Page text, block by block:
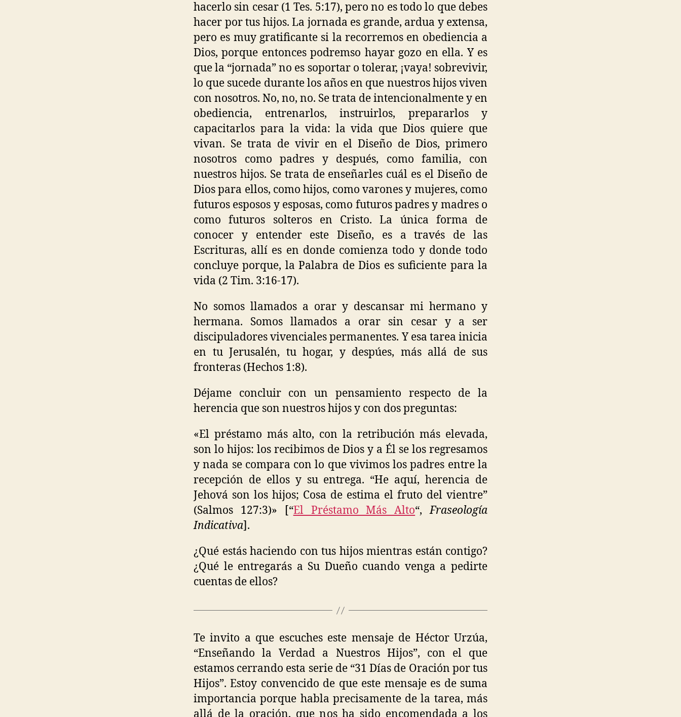
hacerlo sin cesar (1 Tes. 5:17), pero no es todo lo que debes
hacer por tus hijos. La jornada es grande, ardua y extensa,
pero es muy gratificante si la recorremos en obediencia a
Dios, porque entonces podremso hayar gozo en ella. Y es
que la “jornada” no es soportar o tolerar, ¡vaya! sobrevivir,
lo que sucede durante los años en que nuestros hijos viven
con nosotros. No, no, no. Se trata de intencionalmente y en
obediencia, entrenarlos, instruirlos, prepararlos y
capacitarlos para la vida: la vida que Dios quiere que
vivan. Se trata de vivir en el Diseño de Dios, primero
nosotros como padres y después, como familia, con
nuestros hijos. Se trata de enseñarles cuál es el Diseño de
Dios para ellos, como hijos, como varones y mujeres, como
futuros esposos y esposas, como futuros padres y madres o
como futuros solteros en Cristo. La única forma de
conocer y entender este Diseño, es a través de las
Escrituras, allí es en donde comienza todo y donde todo
concluye porque, la Palabra de Dios es suficiente para la
vida (2 Tim. 3:16-17).
No somos llamados a orar y descansar mi hermano y
hermana. Somos llamados a orar sin cesar y a ser
discipuladores vivenciales permanentes. Y esa tarea inicia
en tu Jerusalén, tu hogar, y despúes, más allá de sus
fronteras (Hechos 1:8).
Déjame concluir con un pensamiento respecto de la
herencia que son nuestros hijos y con dos preguntas:
«El préstamo más alto, con la retribución más elevada,
son lo hijos: los recibimos de Dios y a Él se los regresamos
y nada se compara con lo que vivimos los padres entre la
recepción de ellos y su entrega. “He aquí, herencia de
Jehová son los hijos; Cosa de estima el fruto del vientre”
(Salmos 127:3)» [“El Préstamo Más Alto“,Fraseología
Indicativa].
¿Qué estás haciendo con tus hijos mientras están contigo?
¿Qué le entregarás a Su Dueño cuando venga a pedirte
cuentas de ellos?
Te invito a que escuches este mensaje de Héctor Urzúa,
“Enseñando la Verdad a Nuestros Hijos”, con el que
estamos cerrando esta serie de “31 Días de Oración por tus
Hijos”. Estoy convencido de que este mensaje es de suma
importancia porque habla precisamente de la tarea, más